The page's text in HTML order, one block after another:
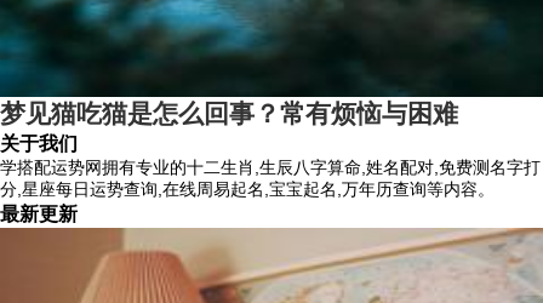
梦见猫吃猫是怎么回事？常有烦恼与困难
关于我们
学搭配运势网拥有专业的十二生肖,生辰八字算命,姓名配对,免费测名字打
分,星座每日运势查询,在线周易起名,宝宝起名,万年历查询等内容。
最新更新